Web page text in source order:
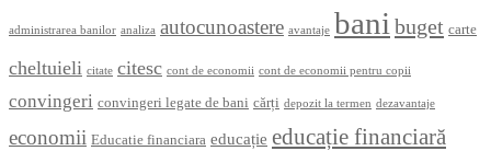
administrarea banilor analiza autocunoastere avantaje bani buget carte
cheltuieli citate citesc cont de economii cont de economii pentru copii
convingeri convingeri legate de bani cărți depozit la termen dezavantaje
economii Educatie financiara educație educație financiară